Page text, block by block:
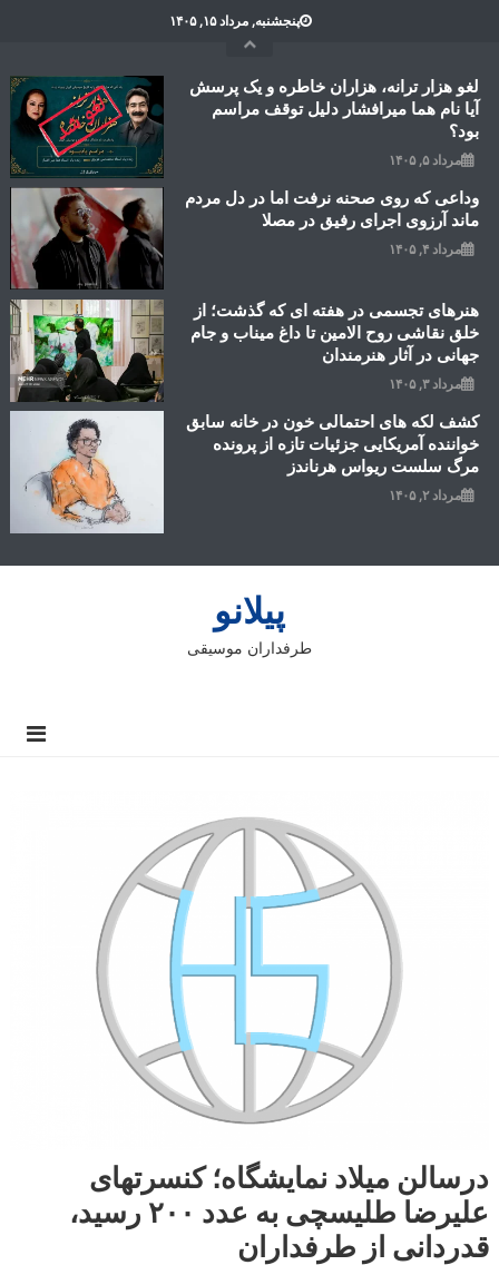
پنجشنبه, مرداد ۱۵, ۱۴۰۵
لغو هزار ترانه، هزاران خاطره و یک پرسش
آیا نام هما میرافشار دلیل توقف مراسم
بود؟
مرداد ۵, ۱۴۰۵
وداعی که روی صحنه نرفت اما در دل مردم
ماند آرزوی اجرای رفیق در مصلا
مرداد ۴, ۱۴۰۵
هنرهای تجسمی در هفته ای که گذشت؛ از
خلق نقاشی روح الامین تا داغ میناب و جام
جهانی در آثار هنرمندان
مرداد ۳, ۱۴۰۵
کشف لکه های احتمالی خون در خانه سابق
خواننده آمریکایی جزئیات تازه از پرونده
مرگ سلست ریواس هرناندز
مرداد ۲, ۱۴۰۵
پیلانو
طرفداران موسیقی
درسالن میلاد نمایشگاه؛ کنسرتهای
علیرضا طلیسچی به عدد ۲۰۰ رسید،
قدردانی از طرفداران